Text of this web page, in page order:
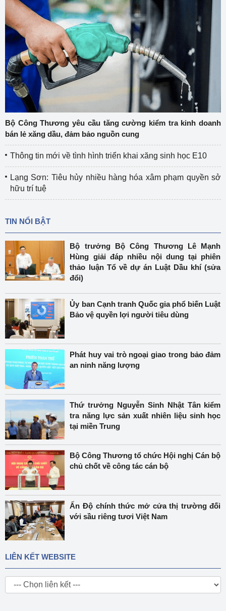
Bộ Công Thương yêu cầu tăng cường kiểm tra kinh doanh
bán lẻ xăng dầu, đảm bảo nguồn cung
Thông tin mới về tình hình triển khai xăng sinh học E10
Lạng Sơn: Tiêu hủy nhiều hàng hóa xâm phạm quyền sở
hữu trí tuệ
TIN NỔI BẬT
Bộ trưởng Bộ Công Thương Lê Mạnh
Hùng giải đáp nhiều nội dung tại phiên
thảo luận Tổ về dự án Luật Dầu khí (sửa
đổi)
Ủy ban Cạnh tranh Quốc gia phổ biến Luật
Bảo vệ quyền lợi người tiêu dùng
Phát huy vai trò ngoại giao trong bảo đảm
an ninh năng lượng
Thứ trưởng Nguyễn Sinh Nhật Tân kiểm
tra năng lực sản xuất nhiên liệu sinh học
tại miền Trung
Bộ Công Thương tổ chức Hội nghị Cán bộ
chủ chốt về công tác cán bộ
Ấn Độ chính thức mở cửa thị trường đối
với sầu riêng tươi Việt Nam
LIÊN KẾT WEBSITE